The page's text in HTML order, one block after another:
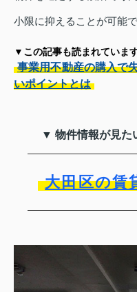
小限に抑えることが可能で
▼この記事も読まれていま
事業用不動産の購入で
いポイントとは
▼ 物件情報が見た
大田区の賃